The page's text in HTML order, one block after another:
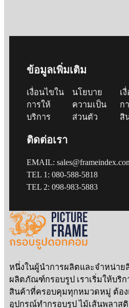
หนึ่งในผู้นำการผลิตและจำหน่าย
ผลิตภัณฑ์กรอบรูป เราเริ่มให้บริก
สินค้าที่ครอบคุมทุกหมวดหมู่ ต้อง
อุปกรณ์ทำกรอบรูป ไม้เส้นพลาส
ข้อมูลเพิ่มเติม
เงื่อนไขใน
การให้
บริการ
นโยบาย
ความเป็น
ส่วนตัว
เ
ก
สิ
ติดต่อเรา
EMAIL:
TEL 1: 080-588-5818
TEL 2: 098-983-5883